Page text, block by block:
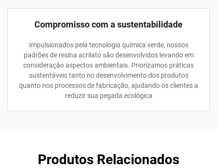
Compromisso com a sustentabilidade
Impulsionados pela tecnologia química verde, nossos
padrões de resina acrilato são desenvolvidos levando em
consideração aspectos ambientais. Priorizamos práticas
sustentáveis tanto no desenvolvimento dos produtos
quanto nos processos de fabricação, ajudando os clientes a
reduzir sua pegada ecológica
Produtos Relacionados